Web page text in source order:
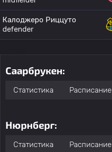
Калоджеро Риццуто
defender
Саарбрукен:
Статистика Расписание
Нюрнберг:
Статистика Расписание